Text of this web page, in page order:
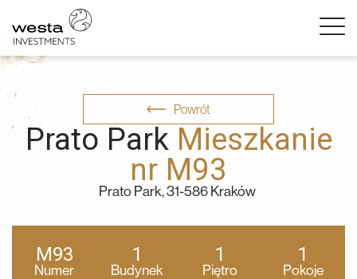
Powrót
Prato Park Mieszkanie
nr M93
Prato Park, 31-586 Kraków
Numer
M93
Budynek
1
Piętro
1
Pokoje
1